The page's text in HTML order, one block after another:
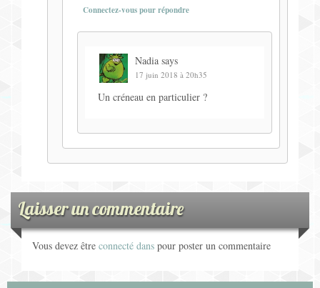
Connectez-vous pour répondre
Nadia says
17 juin 2018 à 20h35
Un créneau en particulier ?
Laisser un commentaire
Vous devez être connecté dans pour poster un commentaire